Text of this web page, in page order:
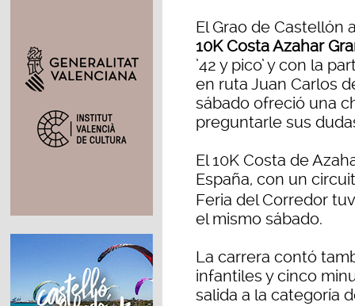
El Grao de Castellón
10K Costa Azahar
’42 y pico’ y con la
en ruta Juan Carlos
sábado ofreció una
preguntarle sus
El 10K Costa de
España, con un
Feria del Corredor
el mismo sábado.
La carrera contó
infantiles y cinco
salida a la categoría